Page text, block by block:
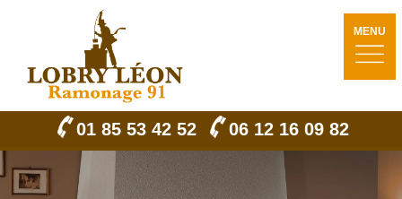
MENU
01 85 53 42 52 06 12 16 09 82